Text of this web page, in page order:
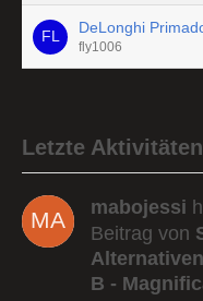
DeLonghi
fly1006
Letzte Aktivitäten
mabojessi
Beitrag von
B -